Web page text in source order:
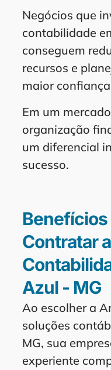
Negócios que
contabilidade
conseguem
recursos e
maior
Em um
organização
um diferencial
sucesso.
Contratar
Azul - MG
Ao escolher a
soluções
MG, sua
experiente